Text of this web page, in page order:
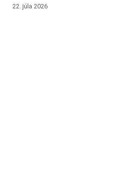
22. júla 2026